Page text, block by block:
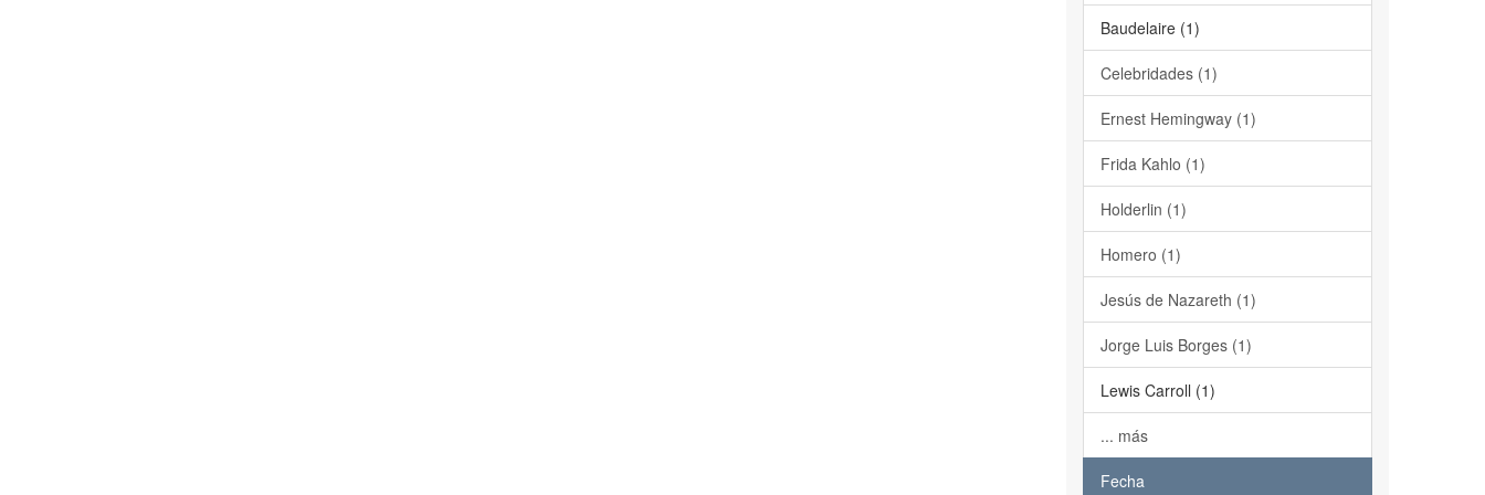
Baudelaire (1)
Celebridades (1)
Ernest Hemingway (1)
Frida Kahlo (1)
Holderlin (1)
Homero (1)
Jesús de Nazareth (1)
Jorge Luis Borges (1)
Lewis Carroll (1)
... más
Fecha